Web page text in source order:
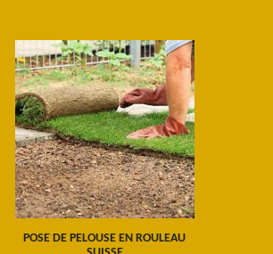
POSE DE PELOUSE EN ROULEAU